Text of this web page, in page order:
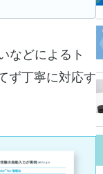
などによるト
ず丁寧に対応す